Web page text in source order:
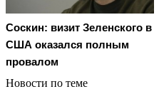
Соскин: визит Зеленского в
США оказался полным
провалом
Новости по теме